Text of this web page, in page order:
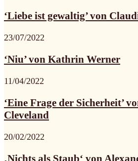
‘Liebe ist gewaltig’ von
23/07/2022
‘Niu’ von Kathrin Werner
11/04/2022
‘Eine Frage der Sicherheit’
Cleveland
20/02/2022
‚Nichts als Staub‘ von